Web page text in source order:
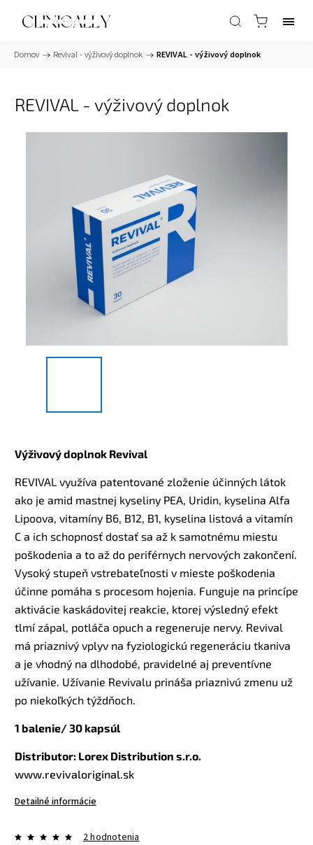
Domov / Revival - výživový doplnok / REVIVAL - výživový doplnok
REVIVAL - výživový doplnok
Výživový doplnok Revival
REVIVAL využíva patentované zloženie účinných látok
ako je amid mastnej kyseliny PEA, Uridin, kyselina Alfa
Lipoova, vitamíny B6, B12, B1, kyselina listová a vitamín
C a ich schopnosť dostať sa až k samotnému miestu
poškodenia a to až do periférnych nervových zakončení.
Vysoký stupeň vstrebateľnosti v mieste poškodenia
účinne pomáha s procesom hojenia. Funguje na princípe
aktivácie kaskádovitej reakcie, ktorej výsledný efekt
tlmí zápal, potláča opuch a regeneruje nervy. Revival
má priaznivý vplyv na fyziologickú regeneráciu tkaniva
a je vhodný na dlhodobé, pravidelné aj preventívne
užívanie. Užívanie Revivalu prináša priaznivú zmenu už
po niekoľkých týždňoch.
1 balenie/ 30 kapsúl
Distributor: Lorex Distribution s.r.o.
www.revivaloriginal.sk
Detailné informácie
2 hodnotenia